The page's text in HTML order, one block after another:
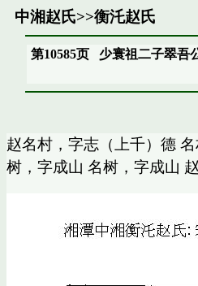
中湘赵氏>>衡汑赵氏
第10585页少寰祖二子翠吾
赵名村，字志（上千）德
树，字成山 名树，字成山